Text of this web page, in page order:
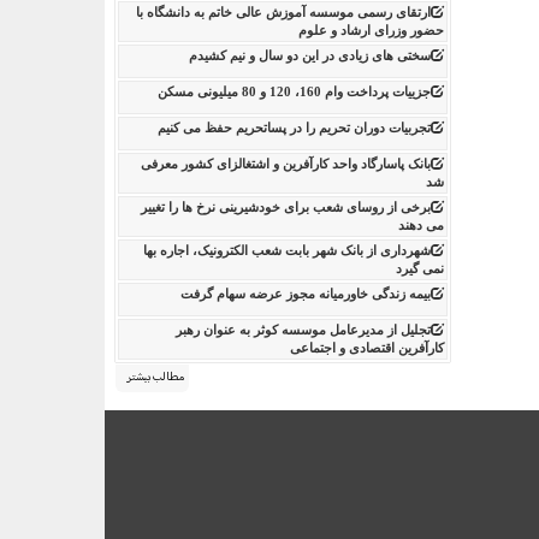
ارتقای رسمی موسسه آموزش عالی خاتم به دانشگاه با
حضور وزرای ارشاد و علوم
سختی های زیادی در این دو سال و نیم کشیدم
جزییات پرداخت وام 160، 120 و 80 میلیونی مسکن
تجربیات دوران تحریم را در پساتحریم حفظ می کنیم
بانک پاسارگاد واحد کارآفرین و اشتغالزای کشور معرفی
شد
برخی از روسای شعب برای خودشیرینی نرخ ها را تغییر
می دهند
شهرداری از بانک شهر بابت شعب الکترونیک، اجاره بها
نمی گیرد
بیمه زندگی خاورمیانه مجوز عرضه سهام گرفت
تجلیل از مدیرعامل موسسه کوثر به عنوان رهبر
کارآفرین اقتصادی و اجتماعی
مطالب بیشتر